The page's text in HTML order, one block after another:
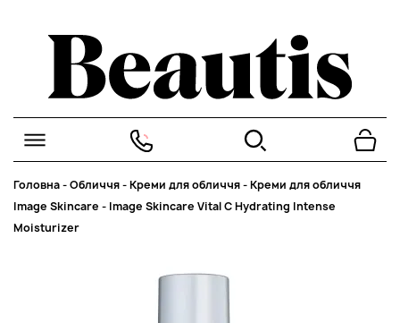
Головна-Обличчя-Креми для обличчя-Креми для обличчя
Image Skincare - Image Skincare Vital C Hydrating Intense
Moisturizer